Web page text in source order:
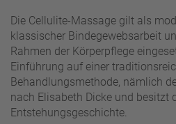
Die Cellulite-Massage gilt als
klassischer Bindegewebsarbeit
Rahmen der Körperpflege
Einführung auf einer
Behandlungsmethode, nämlich
nach Elisabeth Dicke und besitzt
Entstehungsgeschichte.